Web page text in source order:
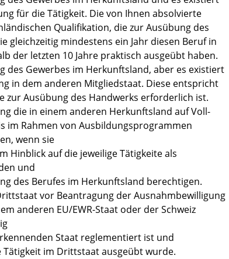
für die Tätigkeit. Die von Ihnen absolvierte
Qualifikation, die zur Ausübung des
gleichzeitig mindestens ein Jahr diesen Beruf in
der letzten 10 Jahre praktisch ausgeübt haben.
des Gewerbes im Herkunftsland, aber es existiert
in dem anderen Mitgliedstaat. Diese entspricht
zur Ausübung des Handwerks erforderlich ist.
die in einem anderen Herkunftsland auf Voll-
im Rahmen von Ausbildungsprogrammen
wenn sie
Hinblick auf die jeweilige Tätigkeite als
und
des Berufes im Herkunftsland berechtigen.
vor Beantragung der Ausnahmbewilligung
anderen EU/EWR-Staat oder der Schweiz
Staat reglementiert ist und
Tätigkeit im Drittstaat ausgeübt wurde.